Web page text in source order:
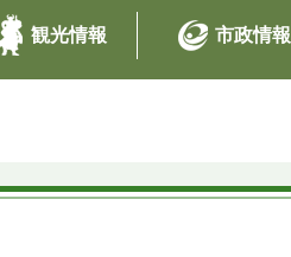
観光情報 市政情報